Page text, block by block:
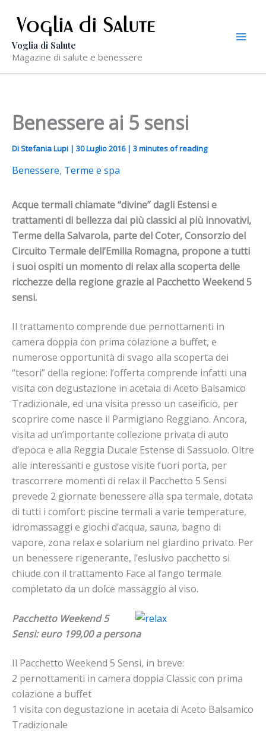
contenuto
Voglia di Salute
Magazine di salute e benessere
Benessere ai 5 sensi
DiStefania Lupi | 30 Luglio 2016 | 3 minutes of reading
Benessere, Terme e spa
Acque termali chiamate “divine” dagli Estensi e
trattamenti di bellezza dai più classici ai più innovativi,
Terme della Salvarola, parte del Coter, Consorzio del
Circuito Termale dell’Emilia Romagna, propone a tutti
i suoi ospiti un momento di relax alla scoperta delle
ricchezze della regione grazie al Pacchetto Weekend 5
sensi.
Il trattamento comprende due pernottamenti in
camera doppia con prima colazione a buffet, e
numerose opportunità di svago alla scoperta dei
“tesori” della regione: l’offerta comprende infatti una
visita con degustazione in acetaia di Aceto Balsamico
Tradizionale, ed una visita presso un caseificio, per
scoprire come nasce il Parmigiano Reggiano. Ancora,
visita ad un’importante collezione privata di auto
d’epoca e alla Reggia Ducale Estense di Sassuolo. Oltre
alle interessanti e gustose visite fuori porta, per
trascorrere momenti di relax il Pacchetto 5 Sensi
prevede 2 giornate benessere alla spa termale, dotata
di tutti i comfort: piscine termali a varie temperature,
idromassaggi e giochi d’acqua, sauna, bagno di
vapore, zona relax e solarium nel giardino privato. Per
un benessere rigenerante, l’eslusivo pacchetto si
chiude con il trattamento Face al fango termale
completato da un dolce massaggio al viso.
Pacchetto Weekend 5
Sensi: euro 199,00 a persona
Il Pacchetto Weekend 5 Sensi, in breve:
2 pernottamenti in camera doppia Classic con prima
colazione a buffet
1 visita con degustazione in acetaia di Aceto Balsamico
Tradizionale